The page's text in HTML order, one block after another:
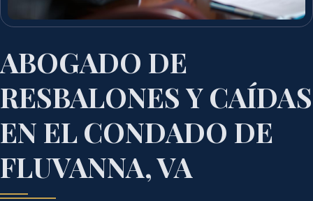
ABOGADO DE
RESBALONES Y CAÍDAS
EN EL CONDADO DE
FLUVANNA, VA